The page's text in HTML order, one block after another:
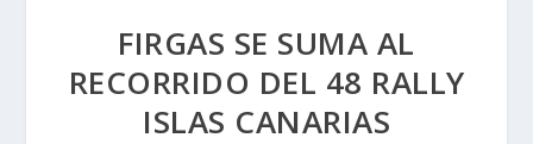
FIRGAS SE SUMA AL
RECORRIDO DEL 48 RALLY
ISLAS CANARIAS